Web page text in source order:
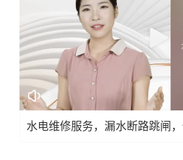
水电维修服务，漏水断路跳闸